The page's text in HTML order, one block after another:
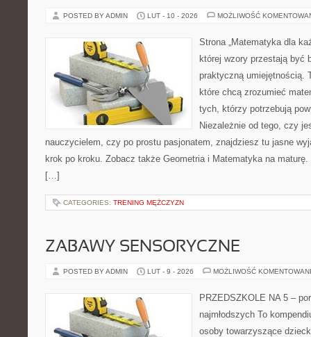
POSTED BY ADMIN LUT - 10 - 2026 MOŻLIWOŚĆ
Strona „Matematyka dla
której wzory przestają być
praktyczną umiejętnością.
które chcą zrozumieć
tych, którzy potrzebują
Niezależnie od tego, czy
nauczycielem, czy po prostu pasjonatem, znajdziesz tu jasne
krok po kroku. Zobacz także Geometria i Matematyka na
[…]
CATEGORIES: TRENING MĘŻCZYZN
ZABAWY SENSORYCZNE
POSTED BY ADMIN LUT - 9 - 2026 MOŻLIWOŚĆ
PRZEDSZKOLE NA 5 –
najmłodszych To
osoby towarzyszące